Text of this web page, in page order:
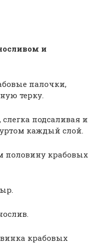
и
палочки,
терку.
подсаливая и
каждый слой.
половину крабовых
крабовых